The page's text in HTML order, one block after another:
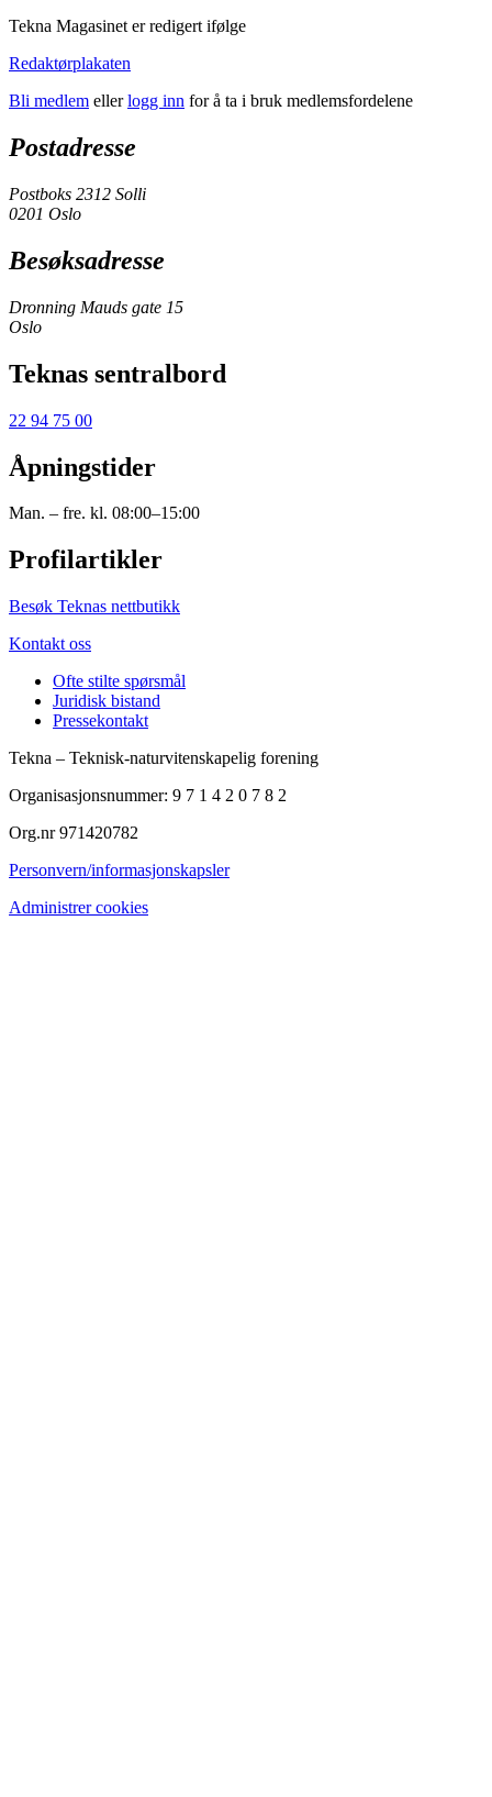
Tekna Magasinet er redigert ifølge
Redaktørplakaten
Bli medlem ellerlogg inn for å ta i bruk medlemsfordelene
Postadresse
Postboks 2312 Solli
0201 Oslo
Besøksadresse
Dronning Mauds gate 15
Oslo
Teknas sentralbord
22 94 75 00
Åpningstider
Man. – fre. kl. 08:00–15:00
Profilartikler
Besøk Teknas nettbutikk
Kontakt oss
Ofte stilte spørsmål
Juridisk bistand
Pressekontakt
Tekna – Teknisk-naturvitenskapelig forening
Organisasjonsnummer: 9 7 1 4 2 0 7 8 2
Org.nr 971420782
Personvern/informasjonskapsler
Administrer cookies